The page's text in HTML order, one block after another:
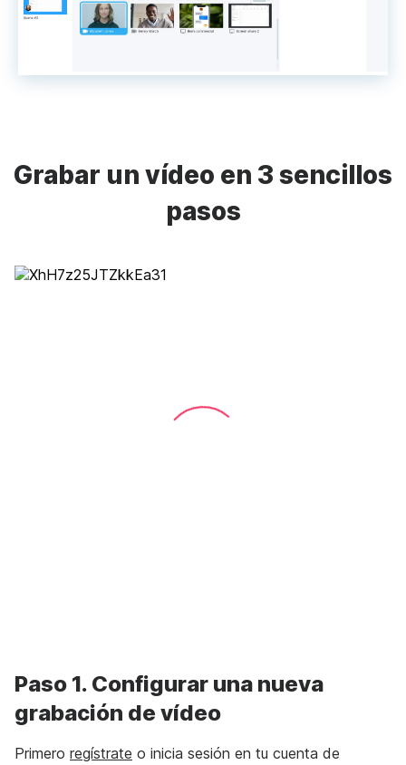
Grabar un vídeo en 3 sencillos
pasos
Paso 1. Configurar una nueva
grabación de vídeo
Primero regístrate o inicia sesión en tu cuenta de